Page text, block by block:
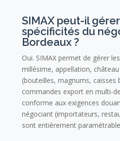
SIMAX peut-il
spécificités du
Bordeaux ?
Oui. SIMAX permet de gérer
millésime, appellation,
(bouteilles, magnums, caisses
commandes export en multi-
conforme aux exigences
négociant (importateurs,
sont entièrement